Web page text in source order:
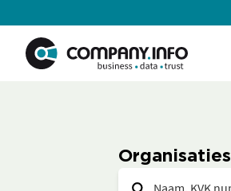
Organisaties